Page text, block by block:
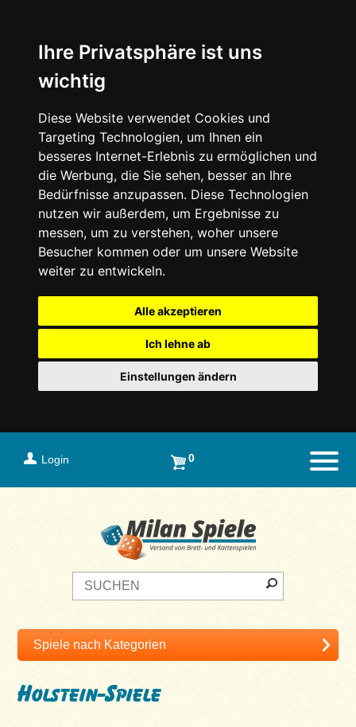
Ihre Privatsphäre ist uns
wichtig
Diese Website verwendet Cookies und
Targeting Technologien, um Ihnen ein
besseres Internet-Erlebnis zu ermöglichen und
die Werbung, die Sie sehen, besser an Ihre
Bedürfnisse anzupassen. Diese Technologien
nutzen wir außerdem, um Ergebnisse zu
messen, um zu verstehen, woher unsere
Besucher kommen oder um unsere Website
weiter zu entwickeln.
Alle akzeptieren
Ich lehne ab
Einstellungen ändern
Login 0
Holstein-Spiele